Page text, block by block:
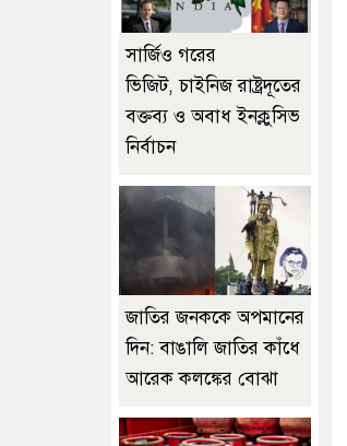
সার্জিও গরের
ভিজিট, চাইনিজ রাষ্ট্রদূতের
বক্তব্য ও অবাধ ইনক্লুসিভ
নির্বাচন
জাতির জনককে অপমানের
দিন: বাঙালি জাতির কাঁধে
আরেক কলঙ্কের বোঝা